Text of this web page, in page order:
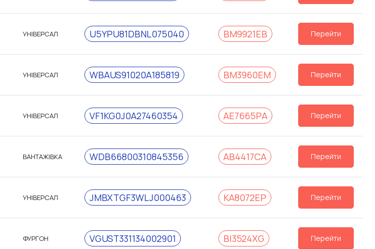
УНІВЕРСАЛ U5YPU81DBNL075040 ВМ9921ЕВ Перейти
УНІВЕРСАЛ WBAUS91020A185819 ВМ3960ЕМ Перейти
УНІВЕРСАЛ VF1KG0J0A27460354 АЕ7665РА Перейти
ВАНТАЖІВКА WDB66800310845356 АВ4417СА Перейти
УНІВЕРСАЛ JMBXTGF3WLJ000463 КА8072ЕР Перейти
ФУРГОН VGUST331134002901 ВІ3524ХG Перейти